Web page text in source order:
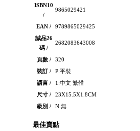
ISBN10
/
9865029421
EAN /
9789865029425
誠品26
碼 /
2682083643008
頁數 /
320
裝訂 /
P:平裝
語言 /
1:中文 繁體
尺寸 /
23X15.5X1.8CM
級別 /
N:無
最佳賣點